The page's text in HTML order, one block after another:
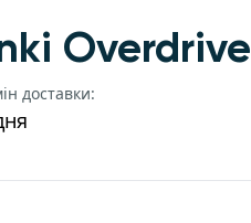
Overdrive
доставки: